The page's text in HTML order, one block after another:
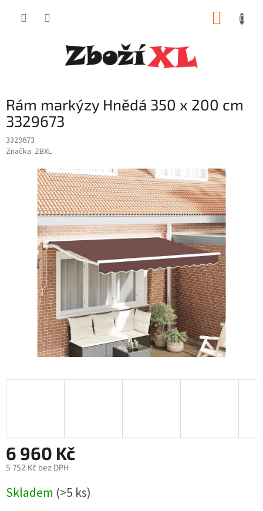
Rám markýzy Hnědá 350 x 200 cm
3329673
3329673
Značka: ZBXL
6 960 Kč
5 752 Kč bez DPH
cena:
Skladem (>5 ks)